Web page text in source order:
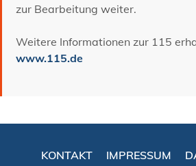
zur Bearbeitung weiter.
Weitere Informationen zur 115
www.115.de
KONTAKT IMPRESSUM